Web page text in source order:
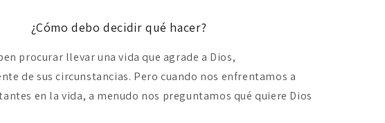
¿Cómo debo decidir qué hacer?
procurar llevar una vida que agrade a Dios,
de sus circunstancias. Pero cuando nos enfrentamos a
en la vida, a menudo nos preguntamos qué quiere Dios